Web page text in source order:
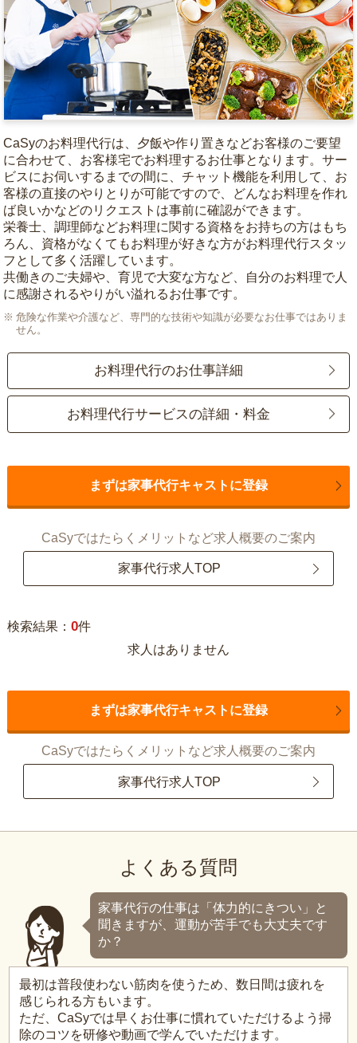
CaSyのお料理代行は、夕飯や作り置きなどお客様のご要望
に合わせて、お客様宅でお料理するお仕事となります。サー
ビスにお伺いするまでの間に、チャット機能を利用して、お
客様の直接のやりとりが可能ですので、どんなお料理を作れ
ば良いかなどのリクエストは事前に確認ができます。
栄養士、調理師などお料理に関する資格をお持ちの方はもち
ろん、資格がなくてもお料理が好きな方がお料理代行スタッ
フとして多く活躍しています。
共働きのご夫婦や、育児で大変な方など、自分のお料理で人
に感謝されるやりがい溢れるお仕事です。
危険な作業や介護など、専門的な技術や知識が必要なお仕事ではありま
せん。
お料理代行のお仕事詳細
お料理代行サービスの詳細・料金
まずは家事代行キャストに登録
CaSyではたらくメリットなど求人概要のご案内
家事代行求人TOP
検索結果： 0件
求人はありません
まずは家事代行キャストに登録
CaSyではたらくメリットなど求人概要のご案内
家事代行求人TOP
よくある質問
家事代行の仕事は「体力的にきつい」と
聞きますが、運動が苦手でも大丈夫です
か？
最初は普段使わない筋肉を使うため、数日間は疲れを
感じられる方もいます。
ただ、CaSyでは早くお仕事に慣れていただけるよう掃
除のコツを研修や動画で学んでいただけます。